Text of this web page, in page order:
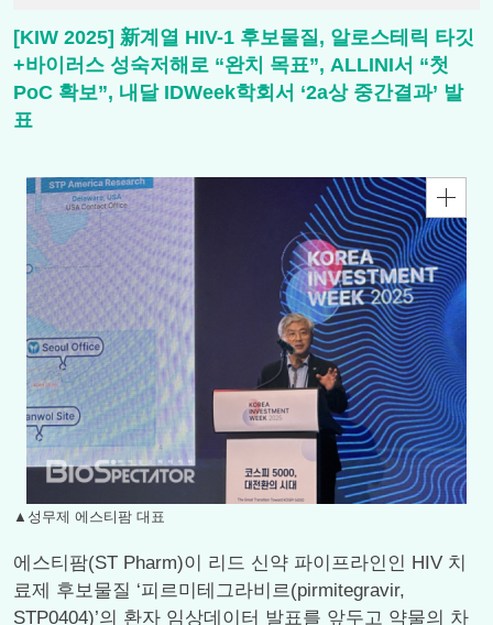
[KIW 2025] 新계열 HIV-1 후보물질, 알로스테릭 타깃
+바이러스 성숙저해로 “완치 목표”, ALLINI서 “첫
PoC 확보”, 내달 IDWeek학회서 ‘2a상 중간결과’ 발
표
▲성무제 에스티팜 대표
에스티팜(ST Pharm)이 리드 신약 파이프라인인 HIV 치
료제 후보물질 ‘피르미테그라비르(pirmitegravir,
STP0404)’의 환자 임상데이터 발표를 앞두고 약물의 차